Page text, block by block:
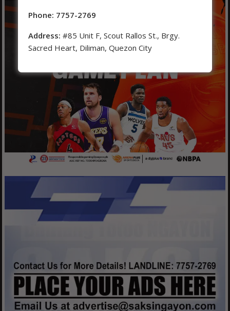
Phone: 7757-2769
Address: #85 Unit F, Scout Rallos St., Brgy.
Sacred Heart, Diliman, Quezon City